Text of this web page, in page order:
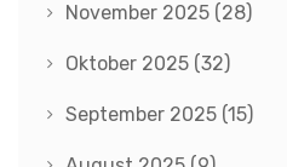
November 2025 (28)
Oktober 2025 (32)
September 2025 (15)